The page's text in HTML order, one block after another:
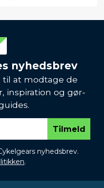
nyhedsbrev
at modtage de
inspiration og gør-
Tilmeld
nyhedsbrev.
.